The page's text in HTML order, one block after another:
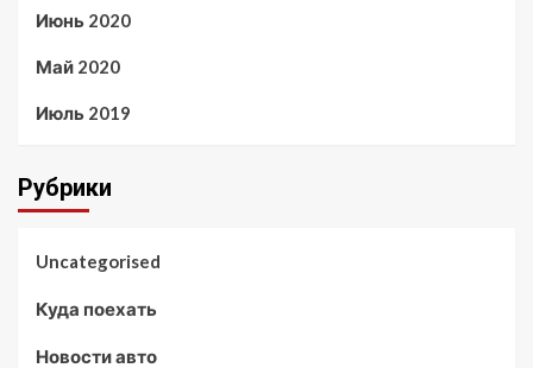
Июнь 2020
Май 2020
Июль 2019
Рубрики
Uncategorised
Куда поехать
Новости авто